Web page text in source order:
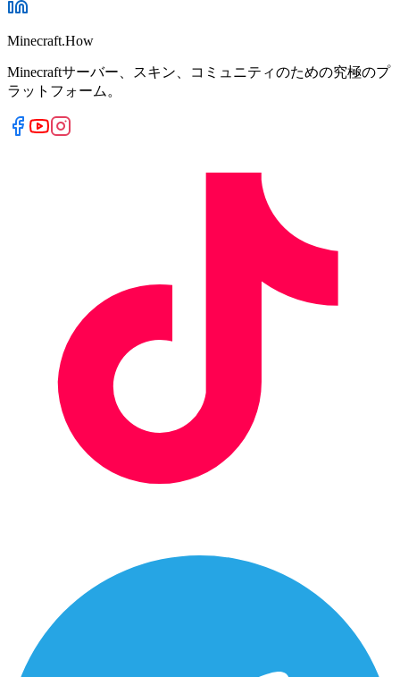
Minecraft.How
Minecraftサーバー、スキン、コミュニティのための究極のプ
ラットフォーム。